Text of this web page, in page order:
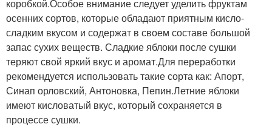
коробкой.Особое внимание следует уделить фруктам
осенних сортов, которые обладают приятным кисло-
сладким вкусом и содержат в своем составе большой
запас сухих веществ. Сладкие яблоки после сушки
теряют свой яркий вкус и аромат.Для переработки
рекомендуется использовать такие сорта как: Апорт,
Синап орловский, Антоновка, Пепин.Летние яблоки
имеют кисловатый вкус, который сохраняется в
процессе сушки.